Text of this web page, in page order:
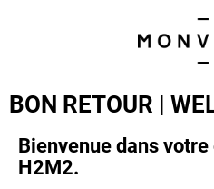
BON RETOUR |
Bienvenue dans
H2M2.